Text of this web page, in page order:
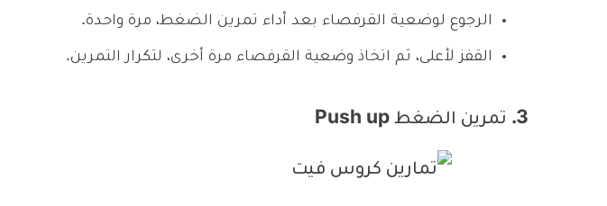
الرجوع لوضعية القرفصاء بعد أداء تمرين الضغط، مرة واحدة.
القفز لأعلى، ثم اتخاذ وضعية القرفصاء مرة أخرى، لتكرار التمرين.
3. تمرين الضغط Push up